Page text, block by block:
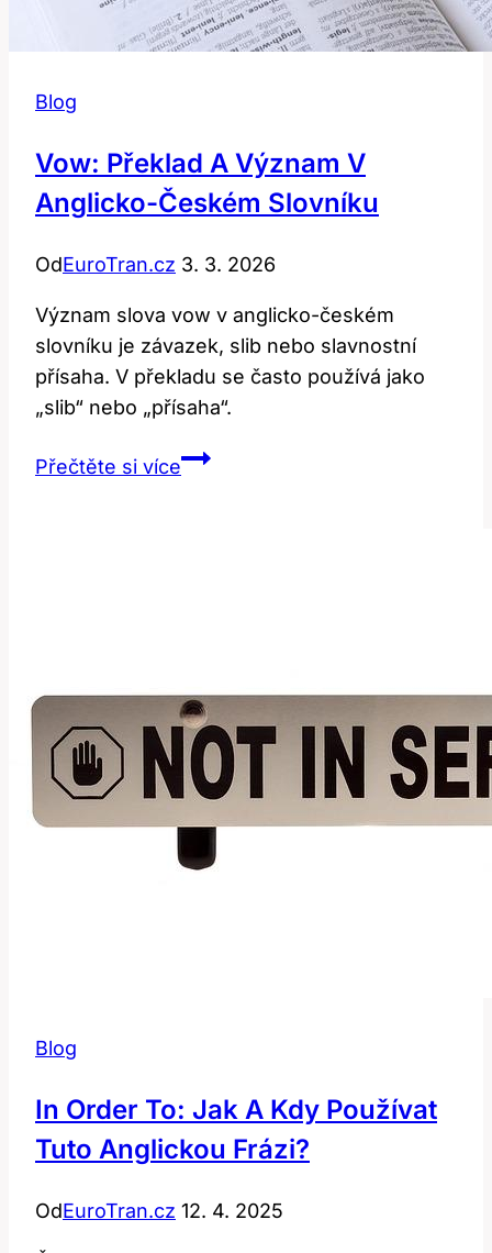
Blog
Vow: Překlad A Význam V
Anglicko-Českém Slovníku
OdEuroTran.cz 3. 3. 2026
Význam slova vow v anglicko-českém
slovníku je závazek, slib nebo slavnostní
přísaha. V překladu se často používá jako
„slib“ nebo „přísaha“.
Přečtěte si víceVow:
Blog
In Order To: Jak A Kdy Používat
Tuto Anglickou Frázi?
OdEuroTran.cz 12. 4. 2025